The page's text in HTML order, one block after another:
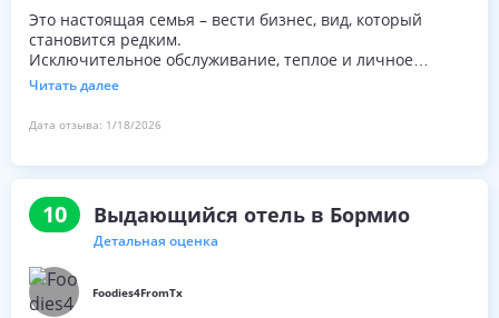
Это настоящая семья – вести бизнес, вид, который
становится редким.
Исключительное обслуживание, теплое и личное
гостеприимство, всегда с улыбкой. Вы искренне
чувствуете себя гостем, а не «очередным клиентом». С
самых первых минут ощущение, что это дом.
полноценных новичков, так и для тех, кто стремится
улучшить свою технику.
А ресторан? Ого. Действительно впечатляет.
рекомендованных ресторанов в городе – высокого
качества, хорошо – приготовленные, вкусные и
Читать далее
Дата отзыва: 1/18/2026
10 Выдающийся отель в Бормио
Детальная оценка
Foodies4FromTx